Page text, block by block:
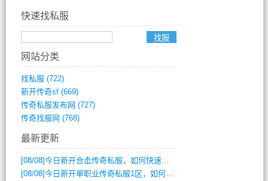
快速找私服
网站分类
找私服 (722)
新开传奇sf(669)
传奇私服发布网 (727)
传奇找服网 (768)
最新更新
[08/08]今日新开合击传奇私服，如何快速提升角色战力？
[08/08]今日新开单职业传奇私服1区，如何快速升级与获取顶级装备？